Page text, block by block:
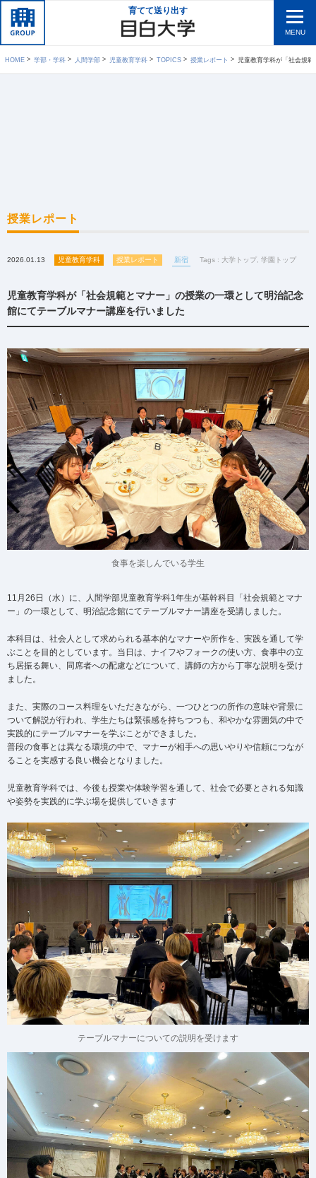
育てて送り出す
MENU
HOME 学部・学科 人間学部 児童教育学科 TOPICS 授業レポート 児童教育学科が「社会規範とマナー」の
授業レポート
2026.01.13 児童教育学科 授業レポート 新宿 Tags : 大学トップ 学園トップ
児童教育学科が「社会規範とマナー」の授業の一環として明治記念
館にてテーブルマナー講座を行いました
食事を楽しんでいる学生
11月26日（水）に、人間学部児童教育学科1年生が基幹科目「社会規範とマナ
ー」の一環として、明治記念館にてテーブルマナー講座を受講しました。
本科目は、社会人として求められる基本的なマナーや所作を、実践を通して学
ぶことを目的としています。当日は、ナイフやフォークの使い方、食事中の立
ち居振る舞い、同席者への配慮などについて、講師の方から丁寧な説明を受け
ました。
また、実際のコース料理をいただきながら、一つひとつの所作の意味や背景に
ついて解説が行われ、学生たちは緊張感を持ちつつも、和やかな雰囲気の中で
実践的にテーブルマナーを学ぶことができました。
普段の食事とは異なる環境の中で、マナーが相手への思いやりや信頼につなが
ることを実感する良い機会となりました。
児童教育学科では、今後も授業や体験学習を通して、社会で必要とされる知識
や姿勢を実践的に学ぶ場を提供していきます
テーブルマナーについての説明を受けます